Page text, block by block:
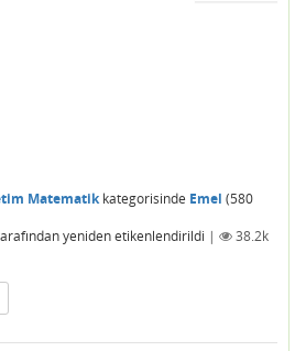
Matematikkategorisinde Emel (580
yeniden etikenlendirildi |
38.2k